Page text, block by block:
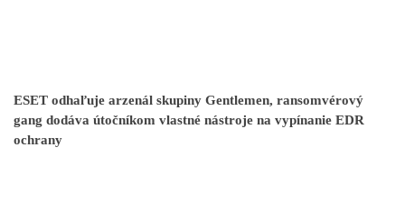
ESET odhaľuje arzenál skupiny Gentlemen, ransomvérový
gang dodáva útočníkom vlastné nástroje na vypínanie EDR
ochrany